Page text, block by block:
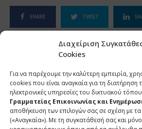
Διαχείριση
Cookies
Για να παρέχουμε την καλύτερη εμπειρία,
cookies που είναι αναγκαία για τη διατήρηση
ηλεκτρονικές υπηρεσίες του δικτυακού
Γραμματείας Επικοινωνίας και
αποθήκευση των επιλογών σας σε σχέση με
(«Αναγκαία»). Με τη συγκατάθεσή σας και
SHARE TWEET
ΣΧΕΤΙΚΑ ΑΡΘΡΑ
Ανάρτηση του Υφυπουργού παρά τω